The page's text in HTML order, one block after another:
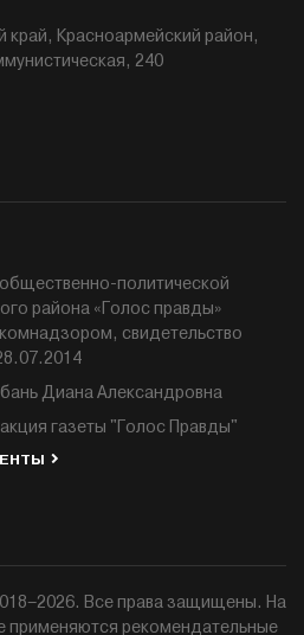
край, Красноармейский район,
240
политической
района «Голос правды»
свидетельство
Диана Александровна
газеты "Голос Правды"
Все права защищены. На
применяются рекомендательные